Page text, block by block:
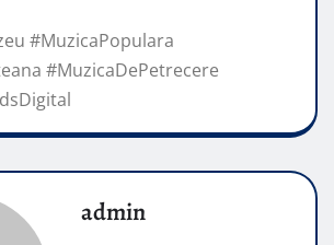
#MuzicaPopulara
#MuzicaDePetrecere
admin